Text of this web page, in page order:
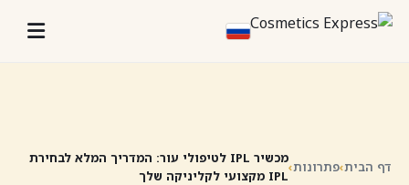
דף הבית›פתרונות›
מכשיר IPL לטיפולי עור: המדריך המלא לבחירת
IPL מקצועי לקליניקה שלך